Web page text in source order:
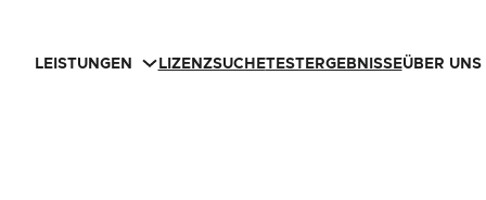
LEISTUNGEN LIZENZSUCHETESTERGEBNISSEÜBER UNS